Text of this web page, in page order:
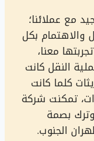
مع عملائنا؛
والاهتمام بكل
معنا،
النقل كانت
كلما كانت
تمكنت شركة
بصمة
الجنوب.